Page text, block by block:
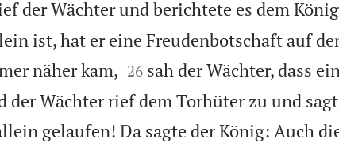
der Wächter und berichtete es dem
ist, hat er eine Freudenbotschaft auf
näher kam,
26 sah der Wächter, dass
der Wächter rief dem Torhüter zu und
gelaufen! Da sagte der König: Auch